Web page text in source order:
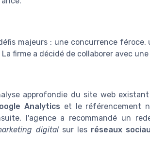
majeurs : une concurrence féroce,
firme a décidé de collaborer avec une
approfondie du site web
Analytics et le référencement
l'agence a recommandé un
digitalsur les réseaux